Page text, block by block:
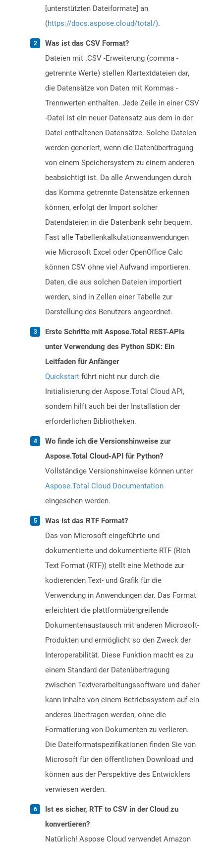
[unterstützten Dateiformate] an
(https://docs.aspose.cloud/total/).
Was ist das CSV Format?
Dateien mit .CSV -Erweiterung (comma -
getrennte Werte) stellen Klartextdateien dar,
die Datensätze von Daten mit Kommas -
Trennwerten enthalten. Jede Zeile in einer CSV
-Datei ist ein neuer Datensatz aus dem in der
Datei enthaltenen Datensätze. Solche Dateien
werden generiert, wenn die Datenübertragung
von einem Speichersystem zu einem anderen
beabsichtigt ist. Da alle Anwendungen durch
das Komma getrennte Datensätze erkennen
können, erfolgt der Import solcher
Datendateien in die Datenbank sehr bequem.
Fast alle Tabellenkalkulationsanwendungen
wie Microsoft Excel oder OpenOffice Calc
können CSV ohne viel Aufwand importieren.
Daten, die aus solchen Dateien importiert
werden, sind in Zellen einer Tabelle zur
Darstellung des Benutzers angeordnet.
Erste Schritte mit Aspose.Total REST-APIs
unter Verwendung des Python SDK: Ein
Leitfaden für Anfänger
Quickstart führt nicht nur durch die
Initialisierung der Aspose.Total Cloud API,
sondern hilft auch bei der Installation der
erforderlichen Bibliotheken.
Wo finde ich die Versionshinweise zur
Aspose.Total Cloud-API für Python?
Vollständige Versionshinweise können unter
Aspose.Total Cloud Documentation
eingesehen werden.
Was ist das RTF Format?
Das von Microsoft eingeführte und
dokumentierte und dokumentierte RTF (Rich
Text Format (RTF)) stellt eine Methode zur
kodierenden Text- und Grafik für die
Verwendung in Anwendungen dar. Das Format
erleichtert die plattformübergreifende
Dokumentenaustausch mit anderen Microsoft-
Produkten und ermöglicht so den Zweck der
Interoperabilität. Diese Funktion macht es zu
einem Standard der Datenübertragung
zwischen Textverarbeitungssoftware und daher
kann Inhalte von einem Betriebssystem auf ein
anderes übertragen werden, ohne die
Formatierung von Dokumenten zu verlieren.
Die Dateiformatspezifikationen finden Sie von
Microsoft für den öffentlichen Download und
können aus der Perspektive des Entwicklers
verwiesen werden.
Ist es sicher, RTF to CSV in der Cloud zu
konvertieren?
Natürlich! Aspose Cloud verwendet Amazon